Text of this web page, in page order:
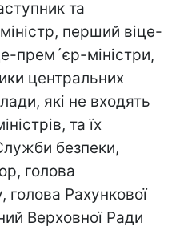
та
перший віце-
прем´єр-міністри,
центральних
які не входять
та їх
безпеки,
голова
голова Рахункової
Верховної Ради